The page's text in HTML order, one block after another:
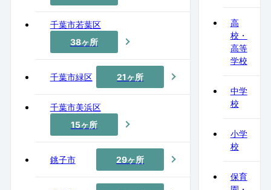
千葉市若葉区
38ヶ所
千葉市緑区 21ヶ所
千葉市美浜区
15ヶ所
銚子市 29ヶ所
高
校・
高等
学校
中学
校
小学
校
保育